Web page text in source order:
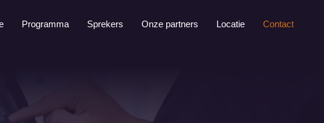
Programma Sprekers Onze partners Locatie Contact